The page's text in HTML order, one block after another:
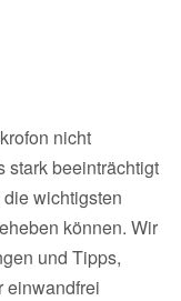
nicht
stark beeinträchtigt
wichtigsten
können. Wir
und Tipps,
einwandfrei